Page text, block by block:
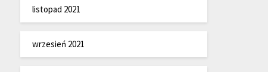
listopad 2021
wrzesień 2021